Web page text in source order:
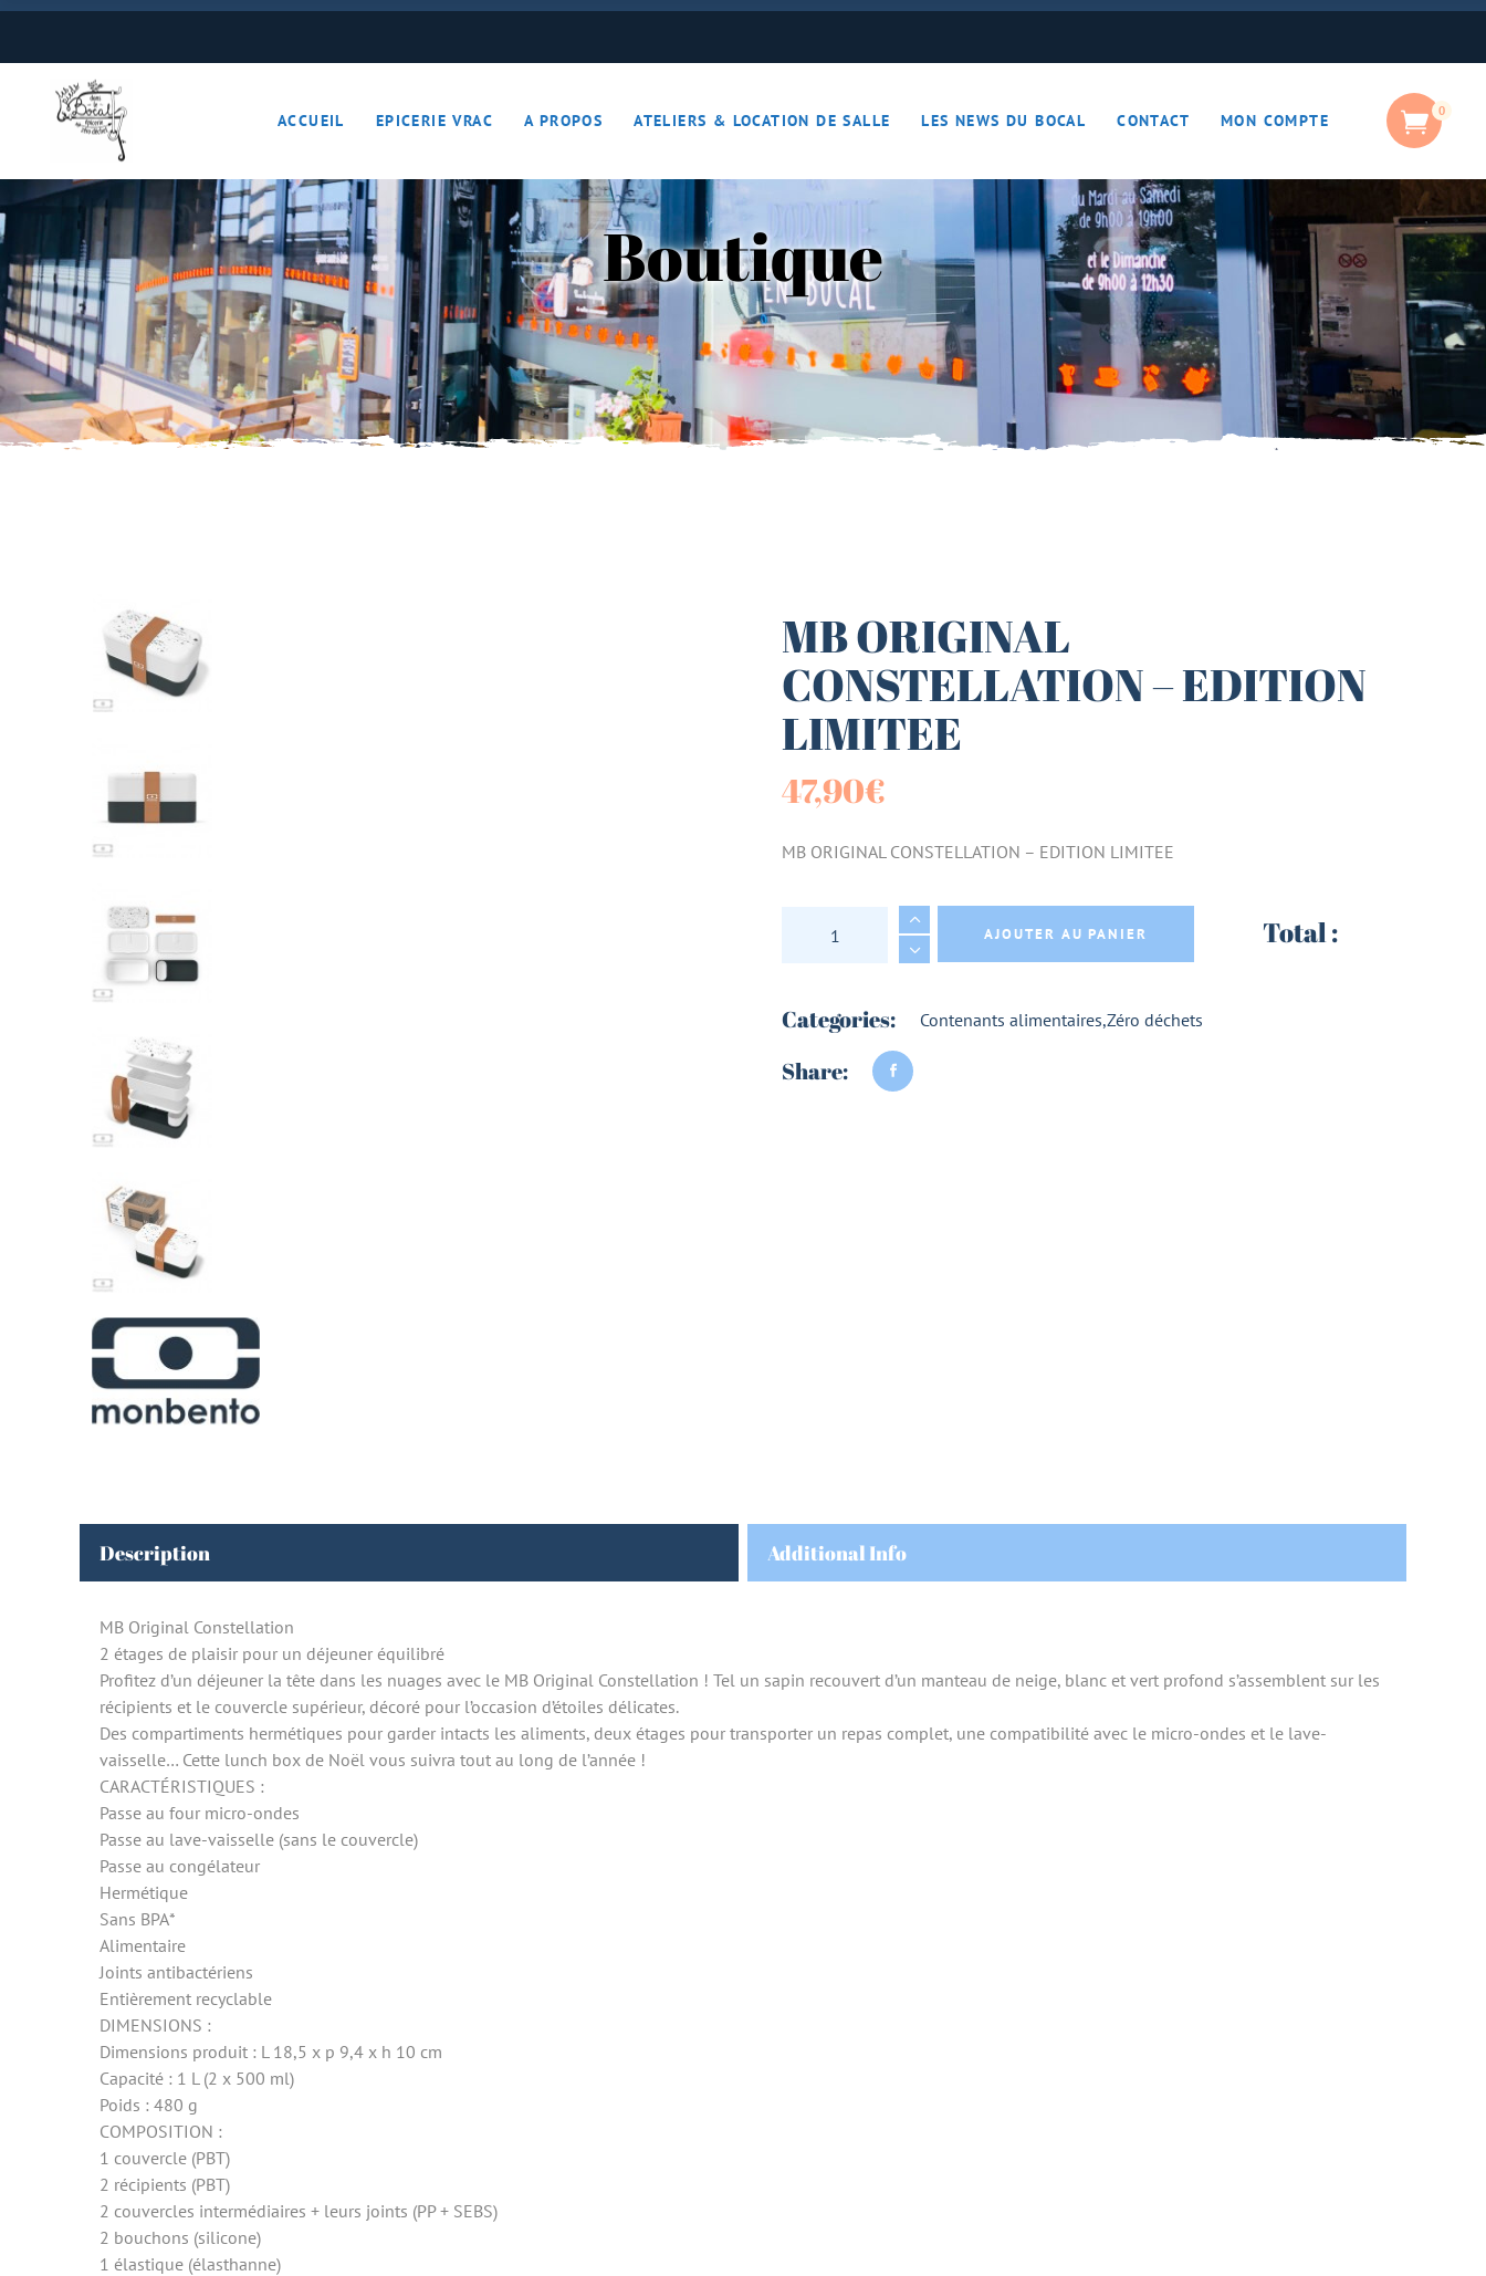
ACCUEIL EPICERIE VRAC
Boulangerie
Boissons
Cave à vins – Bières – Apérotime
Céréales – Graines – Fruits secs
Conserves
Cosmétiques
Crèmerie – Charcutaille
A PROPOS ATELIERS & LOCATION DE SALLE
ON JOUE… ON S’DETEND !!
LES NEWS DU BOCAL CONTACT MON COMPTE 0
Boulangerie
Conserves
Cosmétiques
Crèmerie – Charcutaille
Epices et condiments
Farines
Fruits et légumes (Paniers)
Gourmandises sucrées
Hygiène
ON JOUE… ON S’DETEND !!
Boutique
MB ORIGINAL
CONSTELLATION – EDITION
LIMITEE
47,90€
MB ORIGINAL CONSTELLATION – EDITION LIMITEE
MB ORIGINAL CONSTELLATION - EDITION LIMITEE quantity
AJOUTER AU PANIER Total :
Categories: Contenants alimentaires,Zéro déchets
Share:
Description Additional Info
MB Original Constellation
2 étages de plaisir pour un déjeuner équilibré
Profitez d’un déjeuner la tête dans les nuages avec le MB Original Constellation ! Tel un sapin recouvert d’un manteau de neige, blanc et vert profond s’assemblent sur les
récipients et le couvercle supérieur, décoré pour l’occasion d’étoiles délicates.
Des compartiments hermétiques pour garder intacts les aliments, deux étages pour transporter un repas complet, une compatibilité avec le micro-ondes et le lave-
vaisselle… Cette lunch box de Noël vous suivra tout au long de l’année !
CARACTÉRISTIQUES :
Passe au four micro-ondes
Passe au lave-vaisselle (sans le couvercle)
Passe au congélateur
Hermétique
Sans BPA*
Alimentaire
Joints antibactériens
Entièrement recyclable
DIMENSIONS :
Dimensions produit : L 18,5 x p 9,4 x h 10 cm
Capacité : 1 L (2 x 500 ml)
Poids : 480 g
COMPOSITION :
1 couvercle (PBT)
2 récipients (PBT)
2 couvercles intermédiaires + leurs joints (PP + SEBS)
2 bouchons (silicone)
1 élastique (élasthanne)